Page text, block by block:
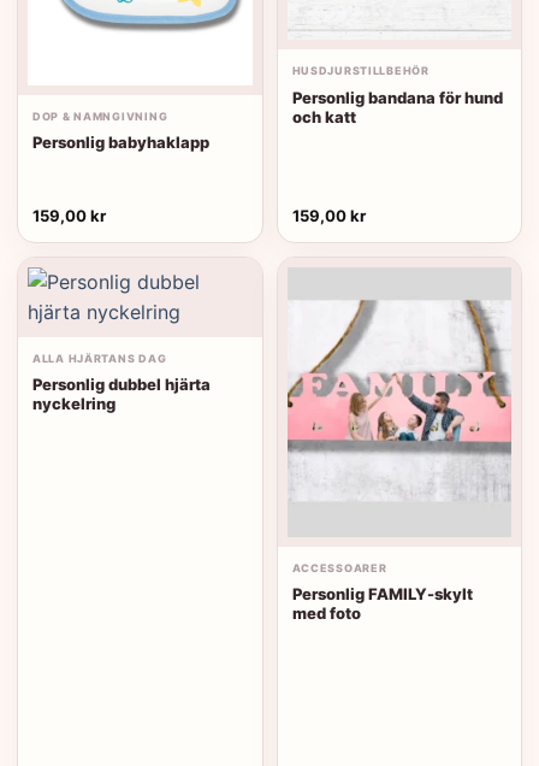
DOP & NAMNGIVNING
Personlig babyhaklapp
159,00kr
HUSDJURSTILLBEHÖR
Personlig bandana för hund
och katt
159,00kr
ALLA HJÄRTANS DAG
Personlig dubbel hjärta
nyckelring
ACCESSOARER
Personlig FAMILY-skylt
med foto